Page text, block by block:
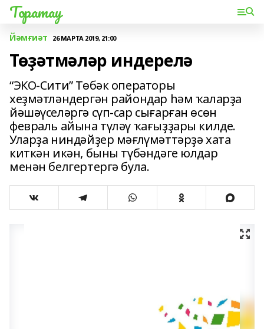
Торатау
Йәмғиәт 26 МАРТА 2019, 21:00
Төҙәтмәләр индерелә
“ЭКО-Сити” Төбәк операторы
хеҙмәтләндергән райондар һәм ҡаларҙа
йәшәүселәргә сүп-сар сығарған өсөн
февраль айына түләү ҡағыҙҙары килде.
Уларҙа ниндәйҙер мәғлүмәттәрҙә хата
киткән икән, быны түбәндәге юлдар
менән белгертергә була.